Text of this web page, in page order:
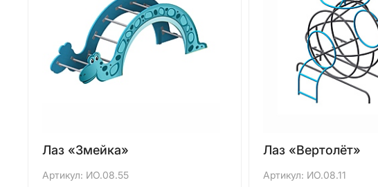
Лаз «Змейка»
Артикул: ИО.08.55
Лаз «Вертолёт»
Артикул: ИО.08.11